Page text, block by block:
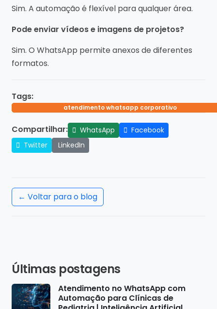
Sim. A automação é flexível para qualquer área.
Pode enviar vídeos e imagens de projetos?
Sim. O WhatsApp permite anexos de diferentes
formatos.
Tags:
whatsapp engenharia
automação de atendimento engenharia
ia engenharia b2b
chatbot para empresas de engenharia
atendimento whatsapp corporativo
Compartilhar: WhatsApp
Facebook
Twitter
LinkedIn
← Voltar para o blog
Últimas postagens
Atendimento no WhatsApp com
Automação para Clínicas de